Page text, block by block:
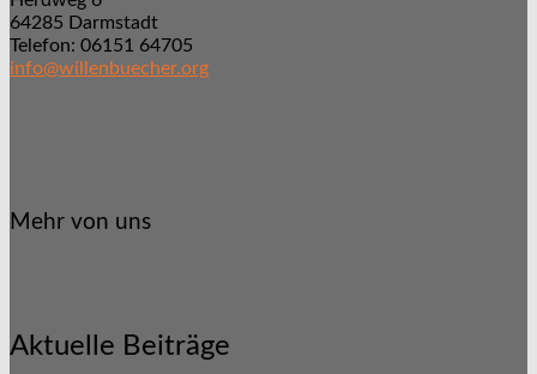
64285 Darmstadt
Telefon: 06151 64705
info@willenbuecher.org
Mehr von uns
Aktuelle Beiträge